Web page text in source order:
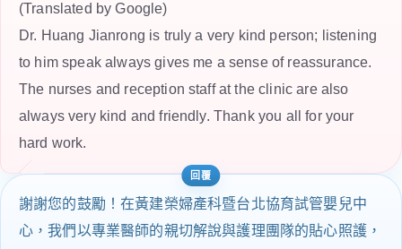
(Translated by Google)
Dr. Huang Jianrong is truly a very kind person; listening
to him speak always gives me a sense of reassurance.
The nurses and reception staff at the clinic are also
always very kind and friendly. Thank you all for your
hard work.
謝謝您的鼓勵！在黃建榮婦產科暨台北協育試管嬰兒中
心，我們以專業醫師的親切解說與護理團隊的貼心照護，